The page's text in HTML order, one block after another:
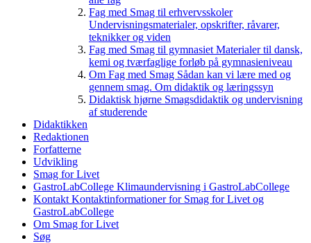
Fag med Smag til erhvervsskoler
Undervisningsmaterialer, opskrifter, råvarer,
teknikker og viden
Fag med Smag til gymnasiet Materialer til dansk,
kemi og tværfaglige forløb på gymnasieniveau
Om Fag med Smag Sådan kan vi lære med og
gennem smag. Om didaktik og læringssyn
Didaktisk hjørne Smagsdidaktik og undervisning
af studerende
Didaktikken
Redaktionen
Forfatterne
Udvikling
Smag for Livet
GastroLabCollege Klimaundervisning i GastroLabCollege
Kontakt Kontaktinformationer for Smag for Livet og
GastroLabCollege
Om Smag for Livet
Søg